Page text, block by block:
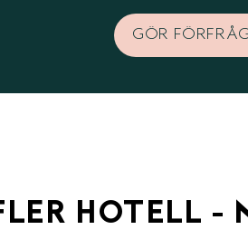
GÖR
HOTELL -